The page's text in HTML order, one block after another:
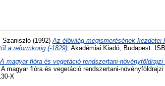
Szaniszló (1992) Az élővilág megismerésének kezdetei
a reformkorig (-1829). Akadémiai Kiadó, Budapest.
A magyar flóra és vegetáció rendszertani-
A magyar flóra és vegetáció rendszertani-
X